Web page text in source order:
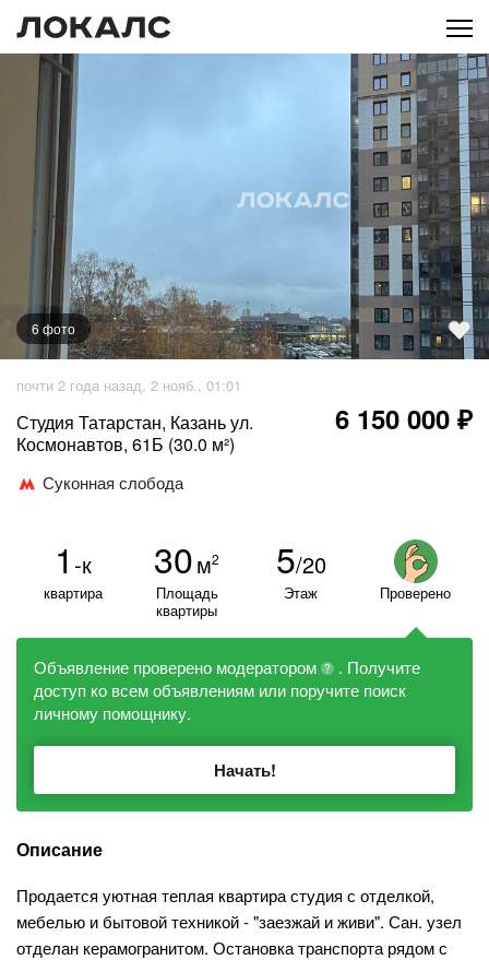
6 фото
почти 2 года назад, 2 нояб., 01:01
Студия Татарстан, Казань ул.
Космонавтов, 61Б (30.0 м²)
6 150 000 ₽
Суконная слобода
1 -к
квартира
30м2
Площадь
квартиры
5/20
Этаж Проверено
Объявление проверено модератором ?
. Получите
доступ ко всем объявлениям или поручите поиск
личному помощнику.
Начать!
Описание
Продается уютная теплая квартира студия с отделкой,
мебелью и бытовой техникой - "заезжай и живи". Сан. узел
отделан керамогранитом. Остановка транспорта рядом с